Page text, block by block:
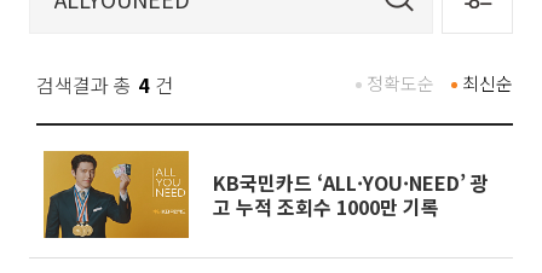
검색결과 총 4 건 최신순
정확도순
KB국민카드 ‘ALL·YOU·NEED’ 광
고 누적 조회수 1000만 기록